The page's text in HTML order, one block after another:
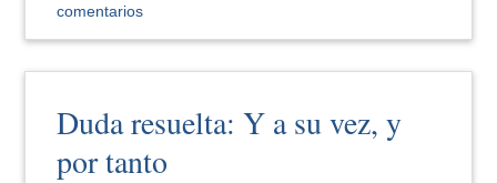
comentarios
Duda resuelta: Y a su vez, y
por tanto